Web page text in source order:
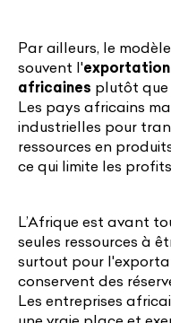
Par ailleurs, le
souvent l'exportation
africaines plutôt que
Les pays africains
industrielles pour
ressources en
ce qui limite les
L’Afrique est avant
seules ressources à
surtout pour
conservent des
Les entreprises